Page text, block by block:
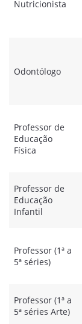
Nutricionista
Odontólogo
Professor de
Educação
Física
Professor de
Educação
Infantil
Professor (1ª a
5ª séries)
Professor (1ª a
5ª séries Arte)